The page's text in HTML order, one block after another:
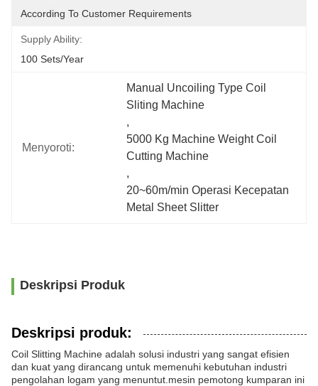
According To Customer Requirements
Supply Ability:
100 Sets/year
Menyoroti:
Manual Uncoiling Type Coil
Sliting Machine
,
5000 Kg Machine Weight Coil
Cutting Machine
,
20~60m/min Operasi Kecepatan
Metal Sheet Slitter
Deskripsi Produk
Deskripsi produk:
Coil Slitting Machine adalah solusi industri yang sangat efisien
dan kuat yang dirancang untuk memenuhi kebutuhan industri
pengolahan logam yang menuntut.mesin pemotong kumparan ini